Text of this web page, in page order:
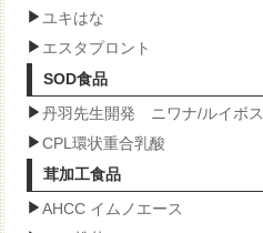
ユキはな
エスタプロント
SOD食品
丹羽先生開発 ニワナ/ルイボス
CPL環状重合乳酸
茸加工食品
AHCC イムノエース